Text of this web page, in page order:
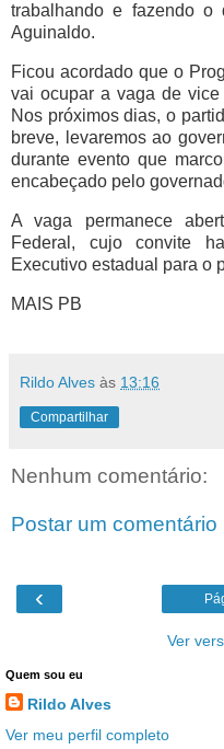
trabalhando e fazendo o
Aguinaldo.
Ficou acordado que o
vai ocupar a vaga de
Nos próximos dias, o
breve, levaremos ao
durante evento que
encabeçado pelo
A vaga permanece
Federal, cujo convite
Executivo estadual para o
MAIS PB
Rildo Alves às 13:16
Compartilhar
Nenhum comentário:
Postar um comentário
‹
Ver
Quem sou eu
Rildo Alves
Ver meu perfil completo